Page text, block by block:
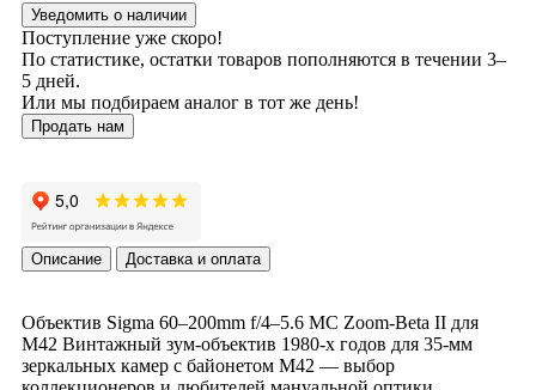
Уведомить о наличии
Поступление уже скоро!
По статистике, остатки товаров пополняются в течении 3–
5 дней.
Или мы подбираем аналог в тот же день!
Продать нам
Описание Доставка и оплата
Объектив Sigma 60–200mm f/4–5.6 MC Zoom‑Beta II для
M42 Винтажный зум‑объектив 1980‑х годов для 35‑мм
зеркальных камер с байонетом M42 — выбор